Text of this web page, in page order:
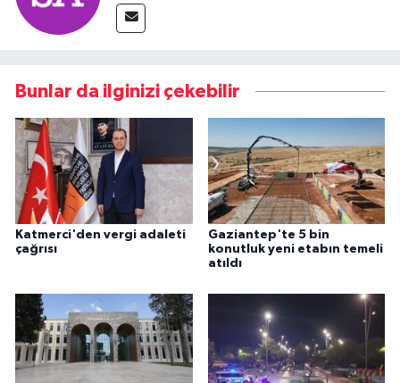
Bunlar da ilginizi çekebilir
Katmerci'den vergi adaleti
çağrısı
Gaziantep'te 5 bin
konutluk yeni etabın temeli
atıldı